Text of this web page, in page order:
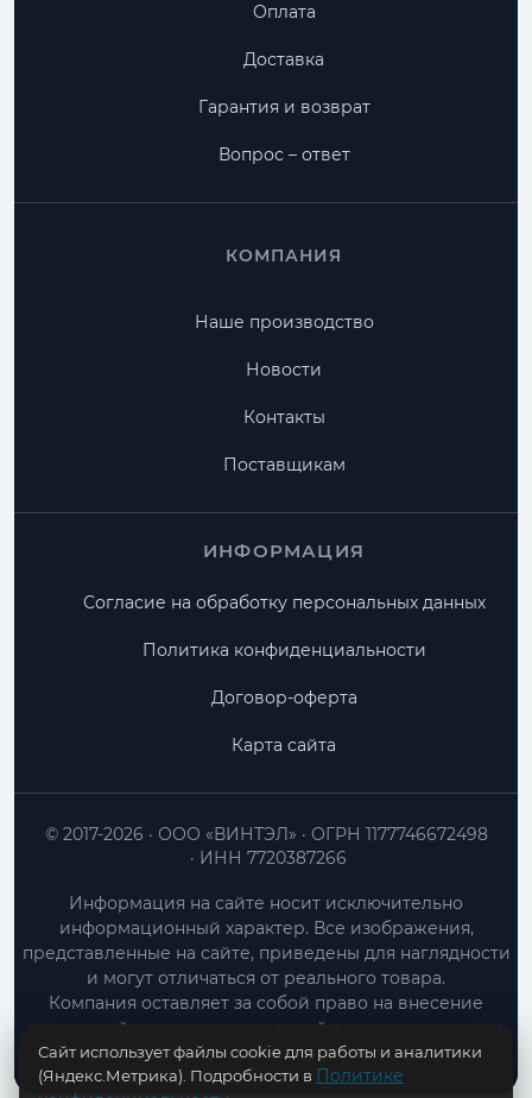
Оплата
Доставка
Гарантия и возврат
Вопрос – ответ
КОМПАНИЯ
Наше производство
Новости
Контакты
Поставщикам
ИНФОРМАЦИЯ
Согласие на обработку персональных данных
Политика конфиденциальности
Договор-оферта
Карта сайта
ООО «ВИНТЭЛ»
ОГРН 1177746672498
ИНН 7720387266
© 2017-2026
Информация на сайте носит исключительно
информационный характер. Все изображения,
представленные на сайте, приведены для наглядности
и могут отличаться от реального товара.
Компания оставляет за собой право на внесение
изменений в конструкцию, дизайн и характеристики
товара без предварительного уведомления.
Сайт использует файлы cookie для работы и аналитики
(Яндекс.Метрика). Подробности в Политике